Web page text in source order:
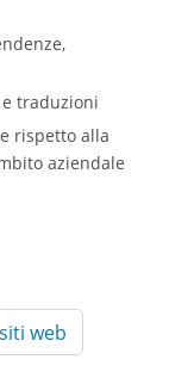
traduzioni
rispetto alla
aziendale
web